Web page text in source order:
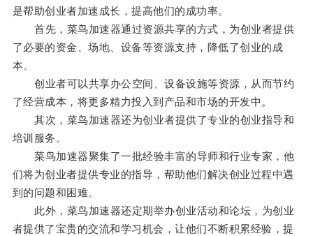
是帮助创业者加速成长，提高他们的成功率。
首先，菜鸟加速器通过资源共享的方式，为创业者提供
了必要的资金、场地、设备等资源支持，降低了创业的成
本。
创业者可以共享办公空间、设备设施等资源，从而节约
了经营成本，将更多精力投入到产品和市场的开发中。
其次，菜鸟加速器还为创业者提供了专业的创业指导和
培训服务。
菜鸟加速器聚集了一批经验丰富的导师和行业专家，他
们将为创业者提供专业的指导，帮助他们解决创业过程中遇
到的问题和困难。
此外，菜鸟加速器还定期举办创业活动和论坛，为创业
者提供了宝贵的交流和学习机会，让他们不断积累经验，提